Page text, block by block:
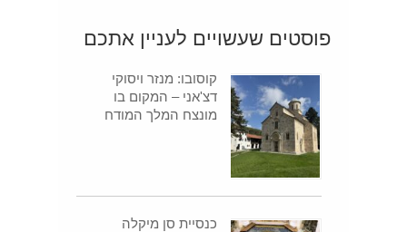
פוסטים שעשויים לעניין אתכם
קוסובו: מנזר ויסוקי
דצ'אני – המקום בו
מונצח המלך המודח
כנסיית סן מיקלה